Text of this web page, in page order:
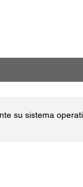
su sistema